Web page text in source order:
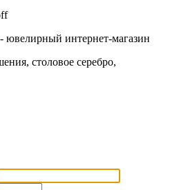
интернет-магазин
столовое серебро,